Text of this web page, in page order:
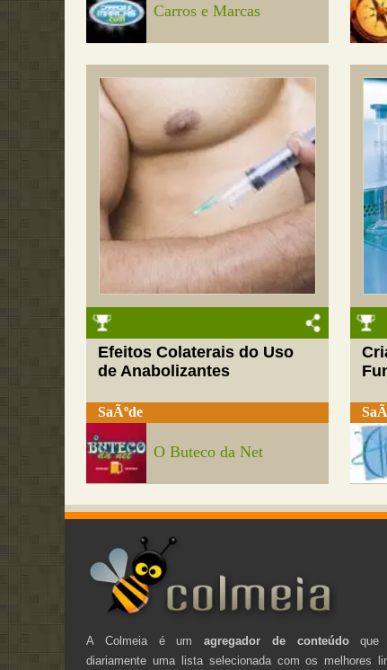
Carros e Marcas
Efeitos Colaterais do Uso
de Anabolizantes
SaÃºde
O Buteco da Net
A Colmeia é umagregador de conteúdoque
diariamente uma lista selecionada com os melhores